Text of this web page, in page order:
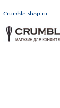
Crumble-shop.ru